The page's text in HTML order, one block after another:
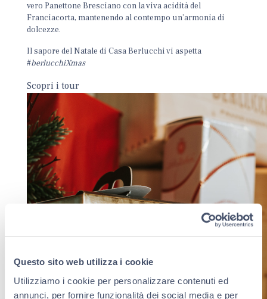
Questo sito web utilizza i cookie
Utilizziamo i cookie per personalizzare contenuti ed
annunci, per fornire funzionalità dei social media e per
vero Panettone Bresciano con la viva acidità del
Franciacorta, mantenendo al contempo un’armonia di
dolcezze.
Il sapore del Natale di Casa Berlucchi vi aspetta
#berlucchiXmas
Scopri i tour